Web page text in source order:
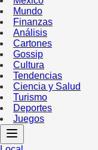
Mundo
Finanzas
Análisis
Cartones
Gossip
Cultura
Tendencias
Ciencia y Salud
Turismo
Deportes
Juegos